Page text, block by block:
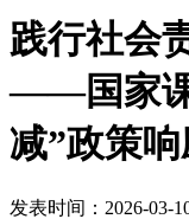
践行社会
——国家课
减”政策
发表时间：2026-03-